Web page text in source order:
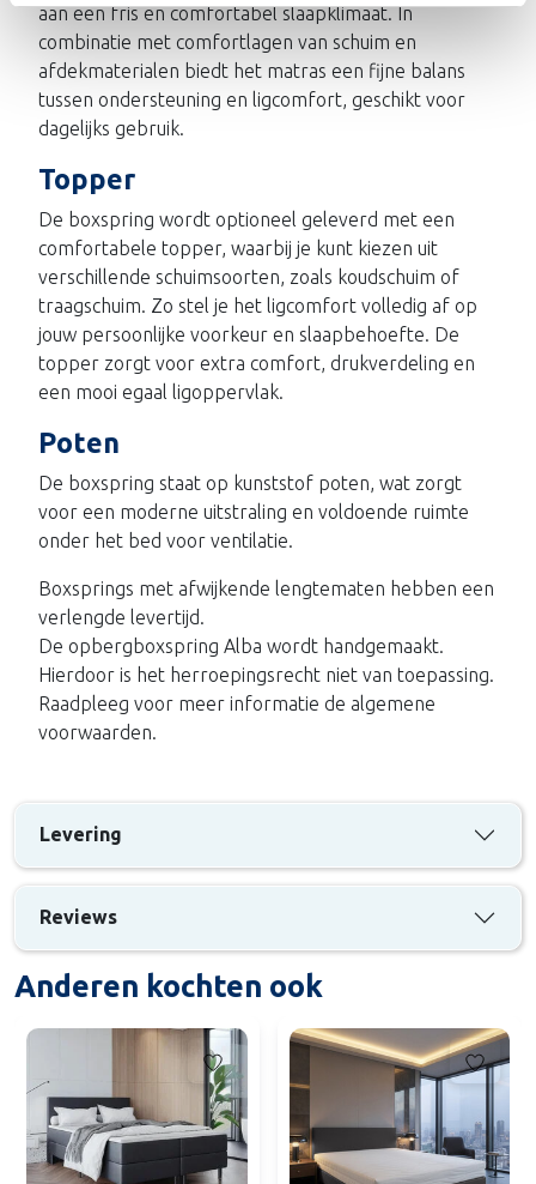
aan een fris en comfortabel slaapklimaat. In
combinatie met comfortlagen van schuim en
afdekmaterialen biedt het matras een fijne balans
tussen ondersteuning en ligcomfort, geschikt voor
dagelijks gebruik.
Topper
De boxspring wordt optioneel geleverd met een
comfortabele topper, waarbij je kunt kiezen uit
verschillende schuimsoorten, zoals koudschuim of
traagschuim. Zo stel je het ligcomfort volledig af op
jouw persoonlijke voorkeur en slaapbehoefte. De
topper zorgt voor extra comfort, drukverdeling en
een mooi egaal ligoppervlak.
Poten
De boxspring staat op kunststof poten, wat zorgt
voor een moderne uitstraling en voldoende ruimte
onder het bed voor ventilatie.
Boxsprings met afwijkende lengtematen hebben een
verlengde levertijd.
De opbergboxspring Alba wordt handgemaakt.
Hierdoor is het herroepingsrecht niet van toepassing.
Raadpleeg voor meer informatie de algemene
voorwaarden.
Levering
Reviews
Anderen kochten ook